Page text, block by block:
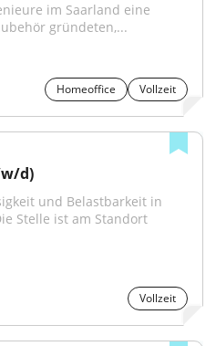
im Saarland eine
gründeten,...
Homeoffice Vollzeit
d)
und Belastbarkeit in
Vollzeit